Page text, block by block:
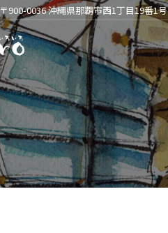
〒900-0036 沖縄県那覇市西1丁目19番1号